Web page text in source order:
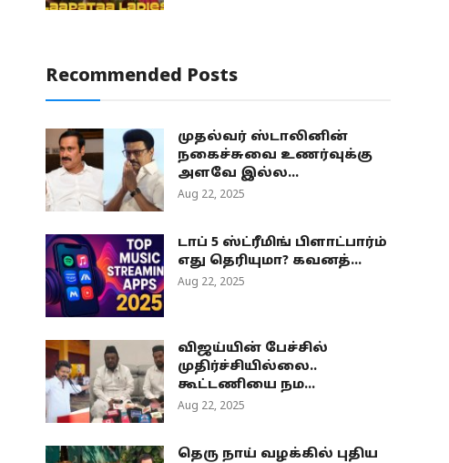
Recommended Posts
முதல்வர் ஸ்டாலினின்
நகைச்சுவை உணர்வுக்கு
அளவே இல்ல...
Aug 22, 2025
டாப் 5 ஸ்ட்ரீமிங் பிளாட்பார்ம்
எது தெரியுமா? கவனத்...
Aug 22, 2025
விஜய்யின் பேச்சில்
முதிர்ச்சியில்லை..
கூட்டணியை நம...
Aug 22, 2025
தெரு நாய் வழக்கில் புதிய